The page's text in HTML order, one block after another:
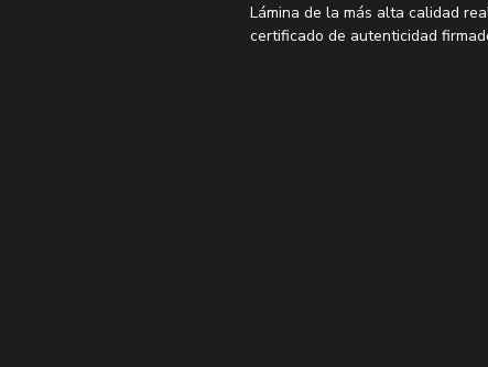
Lámina de la más alta calidad
certificado de autenticidad